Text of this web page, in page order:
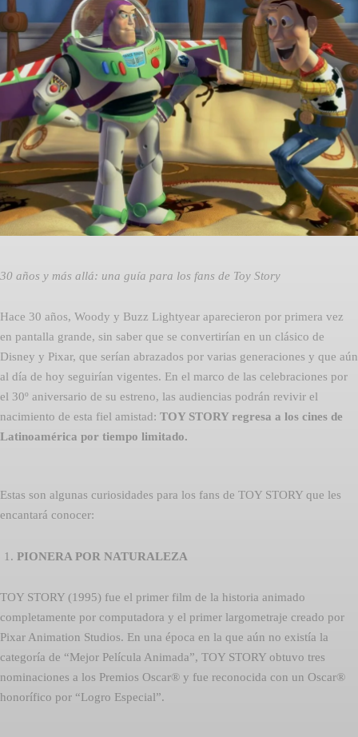
Facebook Twitter Pinterest
30 años y más allá: una guía para los fans de Toy Story
Hace 30 años, Woody y Buzz Lightyear aparecieron por primera vez
en pantalla grande, sin saber que se convertirían en un clásico de
Disney y Pixar, que serían abrazados por varias generaciones y que aún
al día de hoy seguirían vigentes. En el marco de las celebraciones por
el 30º aniversario de su estreno, las audiencias podrán revivir el
nacimiento de esta fiel amistad: TOY STORY regresa a los cines de
Latinoamérica por tiempo limitado.
Estas son algunas curiosidades para los fans de TOY STORY que les
encantará conocer:
PIONERA POR NATURALEZA
TOY STORY (1995) fue el primer film de la historia animado
completamente por computadora y el primer largometraje creado por
Pixar Animation Studios. En una época en la que aún no existía la
categoría de “Mejor Película Animada”, TOY STORY obtuvo tres
nominaciones a los Premios Oscar® y fue reconocida con un Oscar®
honorífico por “Logro Especial”.